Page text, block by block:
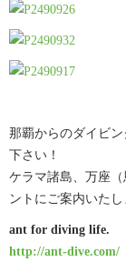
那覇からのダイビ
下さい！
ケラマ諸島、万座
ントにご案内いたし
ant for diving life.
http://ant-dive.com/